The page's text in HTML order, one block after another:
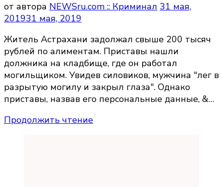
от автора NEWSru.com :: Криминал 31 мая,
201931 мая, 2019
Житель Астрахани задолжал свыше 200 тысяч
рублей по алиментам. Приставы нашли
должника на кладбище, где он работал
могильщиком. Увидев силовиков, мужчина "лег в
разрытую могилу и закрыл глаза". Однако
приставы, назвав его персональные данные, &…
Продолжить чтение